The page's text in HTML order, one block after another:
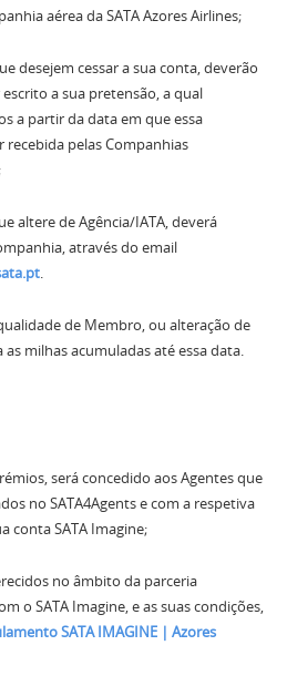
aérea da SATA Azores Airlines;
desejem cessar a sua conta, deverão
a sua pretensão, a qual
a partir da data em que essa
recebida pelas Companhias
altere de Agência/IATA, deverá
através do email
.
de Membro, ou alteração de
as milhas acumuladas até essa data.
será concedido aos Agentes que
no SATA4Agents e com a respetiva
conta SATA Imagine;
no âmbito da parceria
o SATA Imagine, e as suas condições,
SATA IMAGINE | Azores